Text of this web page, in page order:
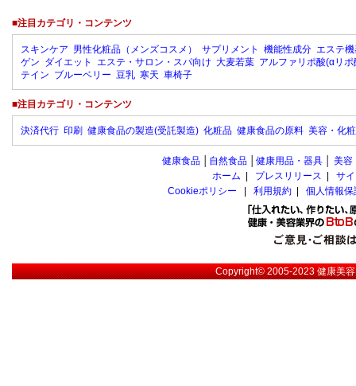
■注目カテゴリ・コンテンツ
スキンケア 男性化粧品（メンズコスメ） サプリメント 機能性成分 エステ
ゲン ダイエット エステ・サロン・スパ向け 大麦若葉 アルファリポ酸(αリポ
テイン ブルーベリー 豆乳 寒天 車椅子
■注目カテゴリ・コンテンツ
決済代行 印刷 健康食品の製造(受託製造) 化粧品 健康食品の原料 美容・化
健康食品 自然食品 健康用品・器具 美容
ホーム
プレスリリース
サ
Cookieポリシー
利用規約 個人情報
Copyright© 2005-2023健康美